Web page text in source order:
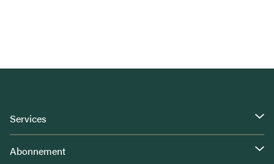
Services
Abonnement